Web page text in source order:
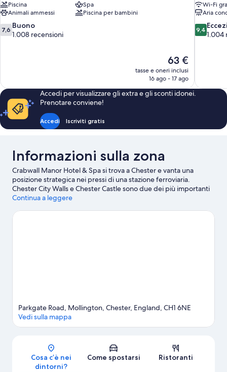
Piscina
Spa
Animali ammessi
Piscina per bambini
7.6
su7,6 Buono
1.008 recensioni
Il
prezzo
attuale
63 €
63 €
tasse e oneri inclusi
16 ago - 17 ago
Wi-Fi
Aria
9.4
su
9,4
1.004
Accedi per visualizzare gli extra e gli sconti idonei.
Prenotare conviene!
Accedi Iscriviti gratis
Informazioni sulla zona
Crabwall Manor Hotel & Spa si trova a Chester e vanta una
posizione strategica nei pressi di una stazione ferroviaria.
Chester City Walls e Chester Castle sono due dei più importanti
punti di riferimento della zona. Per un po' di sano shopping,
e The Rows of Chester. Anche Chester Zoo e Chester Roman
Continua a leggere
Mappa
Parkgate Road, Mollington, Chester, England, CH1 6NE
Vedi sulla mappa
Cosa c’è nei
dintorni?
Come spostarsi Ristoranti